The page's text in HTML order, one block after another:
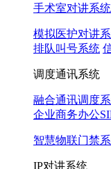
手术室对讲系统
模拟医护对讲
排队叫号系统
调度通讯系统
融合通讯调度
企业商务办公
智慧物联门禁
IP对讲系统